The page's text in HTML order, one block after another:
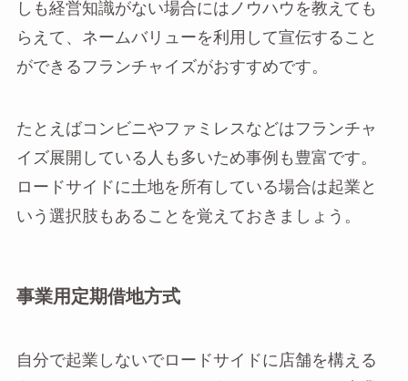
しも経営知識がない場合にはノウハウを教えても
らえて、ネームバリューを利用して宣伝すること
ができるフランチャイズがおすすめです。
たとえばコンビニやファミレスなどはフランチャ
イズ展開している人も多いため事例も豊富です。
ロードサイドに土地を所有している場合は起業と
いう選択肢もあることを覚えておきましょう。
事業用定期借地方式
自分で起業しないでロードサイドに店舗を構える